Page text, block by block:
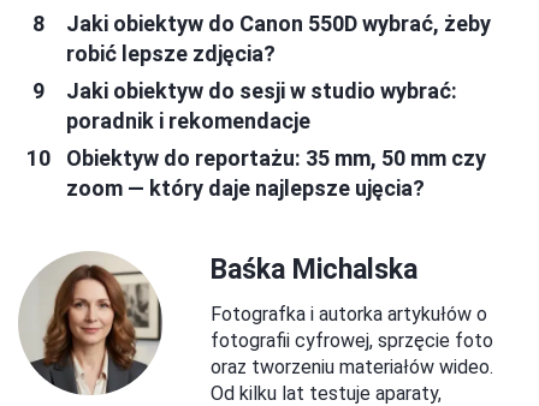
Jaki obiektyw do Canon 550D wybrać, żeby
robić lepsze zdjęcia?
Jaki obiektyw do sesji w studio wybrać:
poradnik i rekomendacje
Obiektyw do reportażu: 35 mm, 50 mm czy
zoom — który daje najlepsze ujęcia?
Baśka Michalska
Fotografka i autorka artykułów o
fotografii cyfrowej, sprzęcie foto
oraz tworzeniu materiałów wideo.
Od kilku lat testuje aparaty,